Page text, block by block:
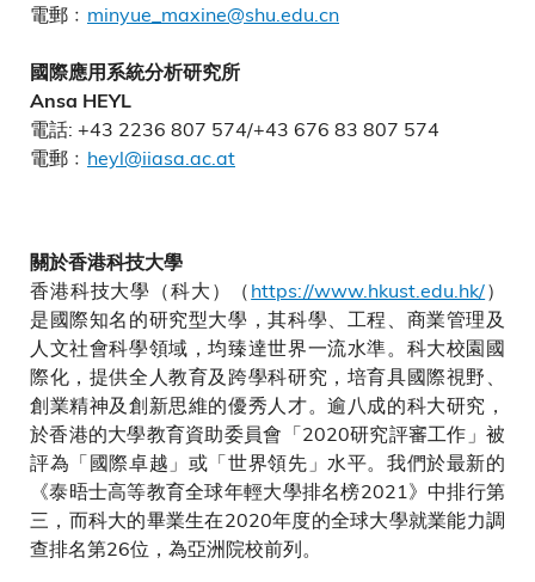
電郵﹕ minyue_maxine@shu.edu.cn
國際應用系統分析研究所
Ansa HEYL
電話: +43 2236 807 574/+43 676 83 807 574
電郵﹕ heyl@iiasa.ac.at
關於香港科技大學
香港科技大學（科大）（https://www.hkust.edu.hk/）
是國際知名的研究型大學，其科學、工程、商業管理及
人文社會科學領域，均臻達世界一流水準。科大校園國
際化，提供全人教育及跨學科研究，培育具國際視野、
創業精神及創新思維的優秀人才。逾八成的科大研究，
於香港的大學教育資助委員會「2020研究評審工作」被
評為「國際卓越」或「世界領先」水平。我們於最新的
《泰晤士高等教育全球年輕大學排名榜2021》中排行第
三，而科大的畢業生在2020年度的全球大學就業能力調
查排名第26位，為亞洲院校前列。